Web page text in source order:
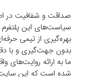
صداقت و شفافیت در
سیاست‌های این
بهره‌گیری از تیمی
بدون جهت‌گیری و با
ما به ارائه روایت‌های
شده است که این